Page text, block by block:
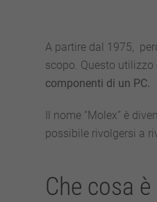
A partire dal 1975,
scopo. Questo
componenti di un PC.
Il nome “Molex” è
possibile rivolgersi a
Che cosa